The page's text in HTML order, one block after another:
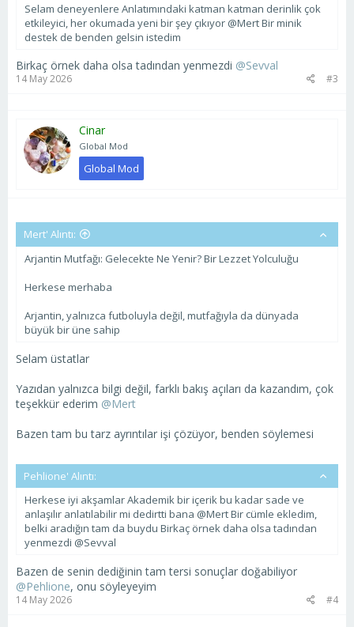
Selam deneyenlere Anlatımındaki katman katman derinlik çok
etkileyici, her okumada yeni bir şey çıkıyor @Mert Bir minik
destek de benden gelsin istedim
Birkaç örnek daha olsa tadından yenmezdi @Sevval
14 May 2026 #3
Cinar
Global Mod
Global Mod
Mert' Alıntı:
Arjantin Mutfağı: Gelecekte Ne Yenir? Bir Lezzet Yolculuğu
Herkese merhaba
Arjantin, yalnızca futboluyla değil, mutfağıyla da dünyada
büyük bir üne sahip
Selam üstatlar
Yazıdan yalnızca bilgi değil, farklı bakış açıları da kazandım, çok
teşekkür ederim @Mert
Bazen tam bu tarz ayrıntılar işi çözüyor, benden söylemesi
Pehlione' Alıntı:
Herkese iyi akşamlar Akademik bir içerik bu kadar sade ve
anlaşılır anlatılabilir mi dedirtti bana @Mert Bir cümle ekledim,
belki aradığın tam da buydu Birkaç örnek daha olsa tadından
yenmezdi @Sevval
Bazen de senin dediğinin tam tersi sonuçlar doğabiliyor
@Pehlione, onu söyleyeyim
14 May 2026 #4